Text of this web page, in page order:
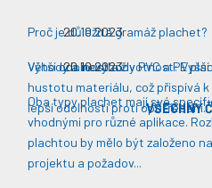
Proč je důležitá gramáž plachet?
Větší odolnost a životnost:
hustotu materiálu, což přispívá
lepší odolnosti proti opotřebení​​.
20.10.2023
Výhody a nevýhody PVC a PE
Oba typy plachet mají své
vhodnými pro různé aplikace.
plachtou by mělo být založeno
projektu a požadov...
20.10.2023
VŠECHNY